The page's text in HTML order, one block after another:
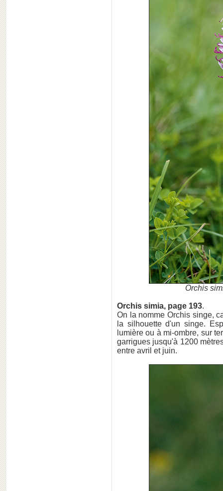
Orchis
Orchis simia, page 193.
On la nomme Orchis singe,
la silhouette d'un singe.
lumière ou à mi-ombre, sur
garrigues jusqu'à 1200
entre avril et juin.